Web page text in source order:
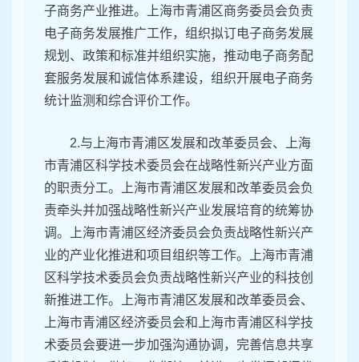
子商务产业推进。上海市青浦区商务委员会负责
电子商务发展推广工作，组织拟订电子商务发展
规划、政策和标准并组织实施，推动电子商务配
套服务发展和诚信体系建设，组织开展电子商务
统计监测和综合评价工作。
2.与上海市青浦区发展和改革委员会、上海
市青浦区科学技术委员会在战略性新兴产业方面
的职责分工。上海市青浦区发展和改革委员会负
责牵头并加强战略性新兴产业发展培育的统筹协
调。上海市青浦区经济委员会负责战略性新兴产
业的产业化推进和项目组织等工作。上海市青浦
区科学技术委员会负责战略性新兴产业的科技创
新推进工作。上海市青浦区发展和改革委员会、
上海市青浦区经济委员会和上海市青浦区科学技
术委员会要进一步加强沟通协调，完善信息共享